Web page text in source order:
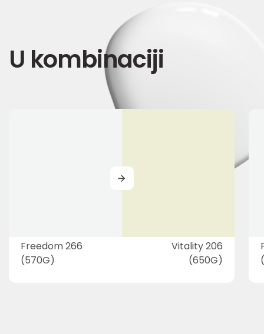
U kombinaciji
Freedom 266
(570G)
Vitality 206
(650G)
MORE